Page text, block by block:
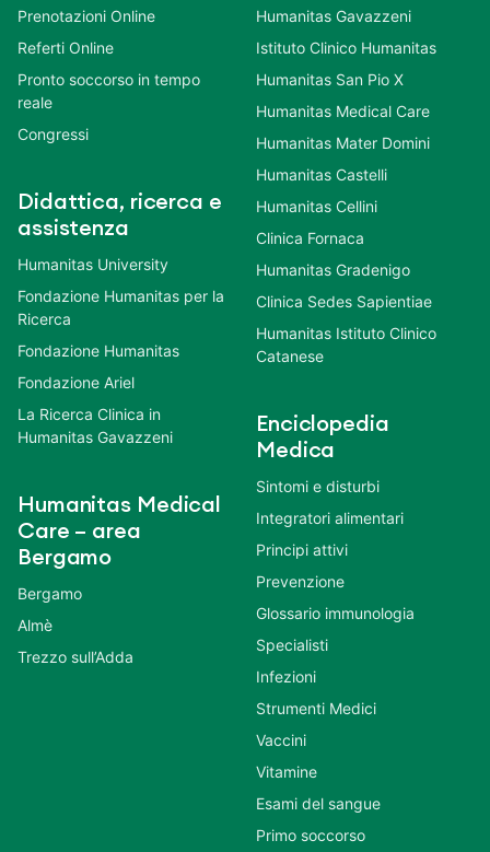
Prenotazioni Online
Referti Online
Pronto soccorso in tempo
reale
Congressi
Didattica, ricerca e
assistenza
Humanitas University
Fondazione Humanitas per la
Ricerca
Fondazione Humanitas
Fondazione Ariel
La Ricerca Clinica in
Humanitas Gavazzeni
Humanitas Medical
Care – area
Bergamo
Bergamo
Almè
Trezzo sull’Adda
Humanitas Gavazzeni
Istituto Clinico Humanitas
Humanitas San Pio X
Humanitas Medical Care
Humanitas Mater Domini
Humanitas Castelli
Humanitas Cellini
Clinica Fornaca
Humanitas Gradenigo
Clinica Sedes Sapientiae
Humanitas Istituto Clinico
Catanese
Enciclopedia
Medica
Sintomi e disturbi
Integratori alimentari
Principi attivi
Prevenzione
Glossario immunologia
Specialisti
Infezioni
Strumenti Medici
Vaccini
Vitamine
Esami del sangue
Primo soccorso